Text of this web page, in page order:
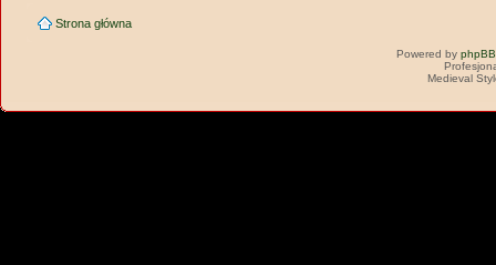
Strona główna
Powered by phpBB
Medieval